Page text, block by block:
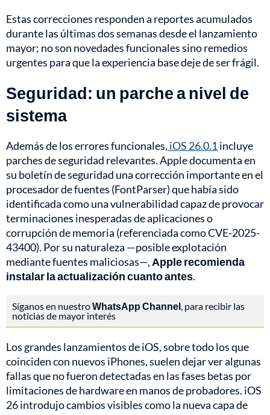
Estas correcciones responden a reportes acumulados
durante las últimas dos semanas desde el lanzamiento
mayor; no son novedades funcionales sino remedios
urgentes para que la experiencia base deje de ser frágil.
Seguridad: un parche a nivel de
sistema
Además de los errores funcionales, iOS 26.0.1incluye
parches de seguridad relevantes. Apple documenta en
su boletín de seguridad una corrección importante en el
procesador de fuentes (FontParser) que había sido
identificada como una vulnerabilidad capaz de provocar
terminaciones inesperadas de aplicaciones o
corrupción de memoria (referenciada como CVE-2025-
43400). Por su naturaleza —posible explotación
mediante fuentes maliciosas—, Apple recomienda
instalar la actualización cuanto antes.
Síganos en nuestroWhatsApp Channel, para recibir las
noticias de mayor interés
Los grandes lanzamientos de iOS, sobre todo los que
coinciden con nuevos iPhones, suelen dejar ver algunas
fallas que no fueron detectadas en las fases betas por
limitaciones de hardware en manos de probadores. iOS
26 introdujo cambios visibles como la nueva capa de